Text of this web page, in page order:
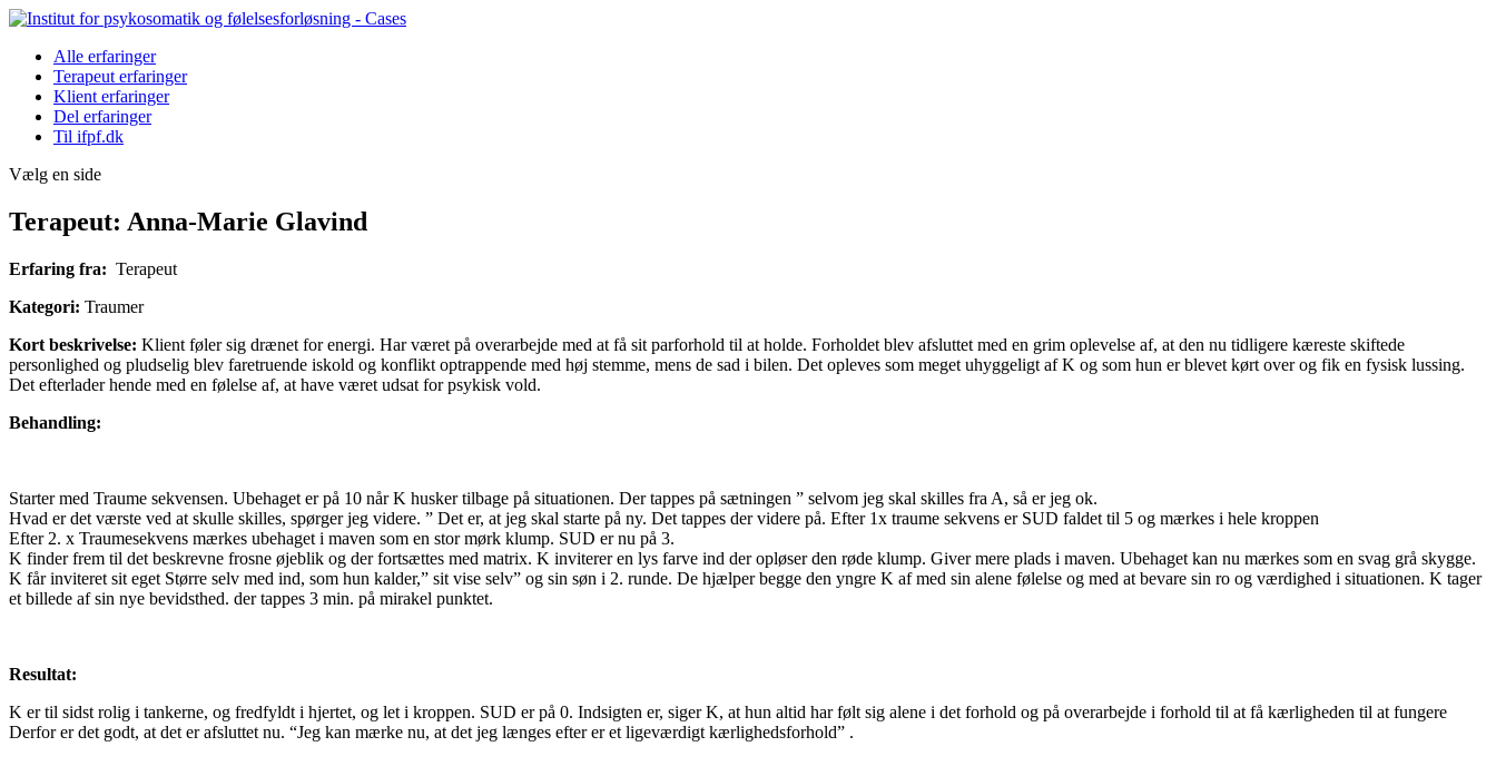
Alle erfaringer
Terapeut erfaringer
Klient erfaringer
Del erfaringer
Til ifpf.dk
Vælg en side
Terapeut: Anna-Marie Glavind
Erfaring fra: Terapeut
Kategori: Traumer
Kort beskrivelse: Klient føler sig drænet for energi. Har været på overarbejde med at få sit parforhold til at holde. Forholdet blev afsluttet med en grim oplevelse af, at den nu tidligere kæreste skiftede
personlighed og pludselig blev faretruende iskold og konflikt optrappende med høj stemme, mens de sad i bilen. Det opleves som meget uhyggeligt af K og som hun er blevet kørt over og fik en fysisk lussing.
Det efterlader hende med en følelse af, at have været udsat for psykisk vold.
Behandling:
Starter med Traume sekvensen. Ubehaget er på 10 når K husker tilbage på situationen. Der tappes på sætningen ” selvom jeg skal skilles fra A, så er jeg ok.
Hvad er det værste ved at skulle skilles, spørger jeg videre. ” Det er, at jeg skal starte på ny. Det tappes der videre på. Efter 1x traume sekvens er SUD faldet til 5 og mærkes i hele kroppen
Efter 2. x Traumesekvens mærkes ubehaget i maven som en stor mørk klump. SUD er nu på 3.
K finder frem til det beskrevne frosne øjeblik og der fortsættes med matrix. K inviterer en lys farve ind der opløser den røde klump. Giver mere plads i maven. Ubehaget kan nu mærkes som en svag grå skygge.
K får inviteret sit eget Større selv med ind, som hun kalder,” sit vise selv” og sin søn i 2. runde. De hjælper begge den yngre K af med sin alene følelse og med at bevare sin ro og værdighed i situationen. K tager
et billede af sin nye bevidsthed. der tappes 3 min. på mirakel punktet.
Resultat:
K er til sidst rolig i tankerne, og fredfyldt i hjertet, og let i kroppen. SUD er på 0. Indsigten er, siger K, at hun altid har følt sig alene i det forhold og på overarbejde i forhold til at få kærligheden til at fungere
Derfor er det godt, at det er afsluttet nu. “Jeg kan mærke nu, at det jeg længes efter er et ligeværdigt kærlighedsforhold” .